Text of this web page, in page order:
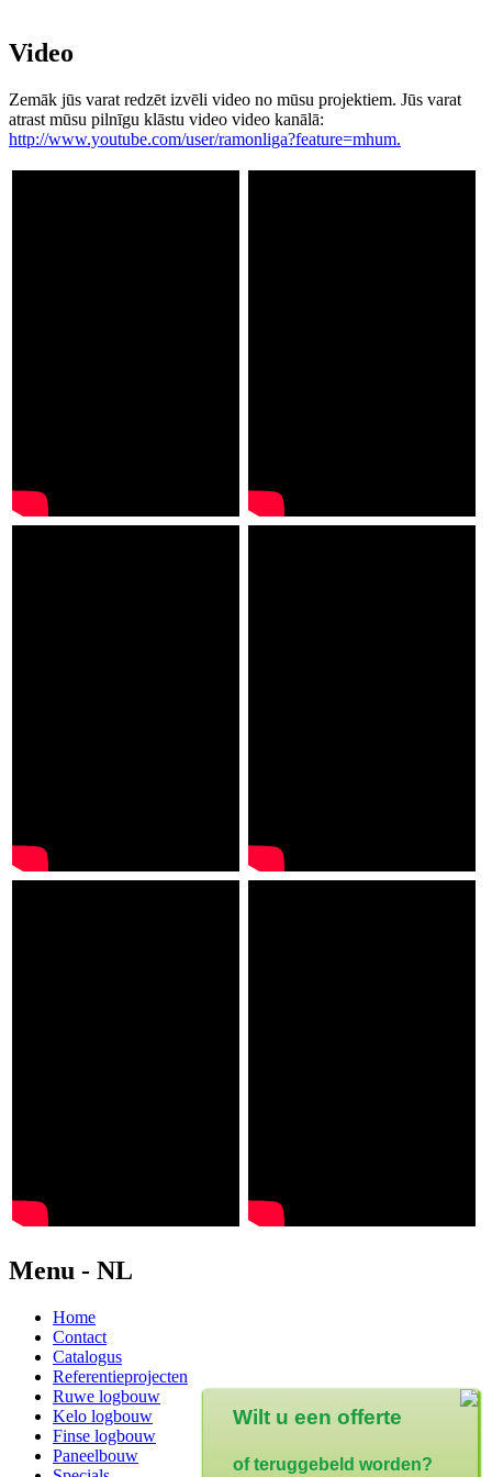
Video
Zemāk jūs varat redzēt izvēli video no mūsu projektiem. Jūs varat
atrast mūsu pilnīgu klāstu video video kanālā:
http://www.youtube.com/user/ramonliga?feature=mhum.
Menu - NL
Home
Contact
Catalogus
Referentieprojecten
Ruwe logbouw
Kelo logbouw
Finse logbouw
Paneelbouw
Wilt u een offerte
of teruggebeld worden?